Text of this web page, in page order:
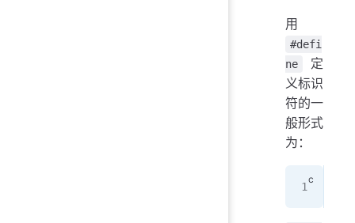
用
#defi
ne
定
义标识
符的一
般形式
为：